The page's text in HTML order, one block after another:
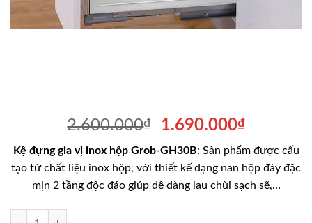
2.600.000₫
Giá
là:
2.600.000₫.
1.690.000₫Giá
tại
là:
Kệ đựng gia vị inox hộp Grob-GH30B: Sản phẩm được cấu
tạo từ chất liệu inox hộp, với thiết kế dạng nan hộp đáy đặc
mịn 2 tầng độc đáo giúp dễ dàng lau chùi sạch sẽ,…
Kệ đựng gia vị inox hộp Grob-GH30B số lượng